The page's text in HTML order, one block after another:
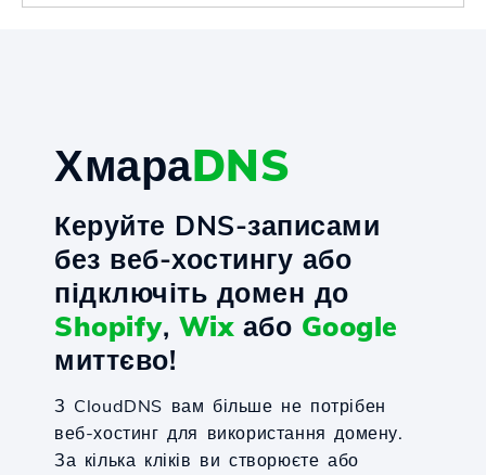
ХмараDNS
Керуйте DNS-записами
без веб-хостингу або
підключіть домен до
Shopify, Wixабо Google
миттєво!
З CloudDNS вам більше не потрібен
веб-хостинг для використання домену.
За кілька кліків ви створюєте або